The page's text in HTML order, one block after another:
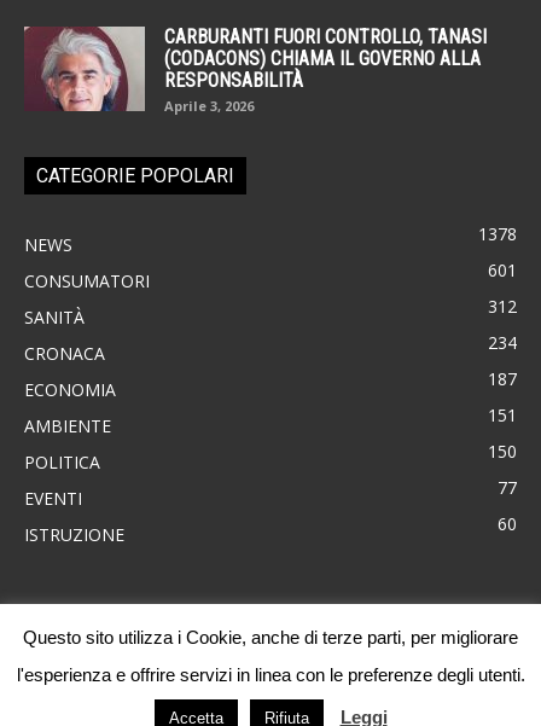
CARBURANTI FUORI CONTROLLO, TANASI
(CODACONS) CHIAMA IL GOVERNO ALLA
RESPONSABILITÀ
Aprile 3, 2026
CATEGORIE POPOLARI
NEWS 1378
CONSUMATORI 601
SANITÀ 312
CRONACA 234
ECONOMIA 187
AMBIENTE 151
POLITICA 150
EVENTI 77
ISTRUZIONE 60
News Consumatori Ambiente Cronaca Economia
Eventi
Politica
Sanità Progetti
Questo sito utilizza i Cookie, anche di terze parti, per migliorare
l'esperienza e offrire servizi in linea con le preferenze degli utenti.
Accetta Rifiuta Leggi